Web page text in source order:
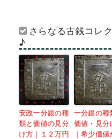
さらなる古銭コレ
♪
安政一分銀の種
類と価値の見分
け方｜１２万円
一分銀の種
価値・見分
｜希少価値